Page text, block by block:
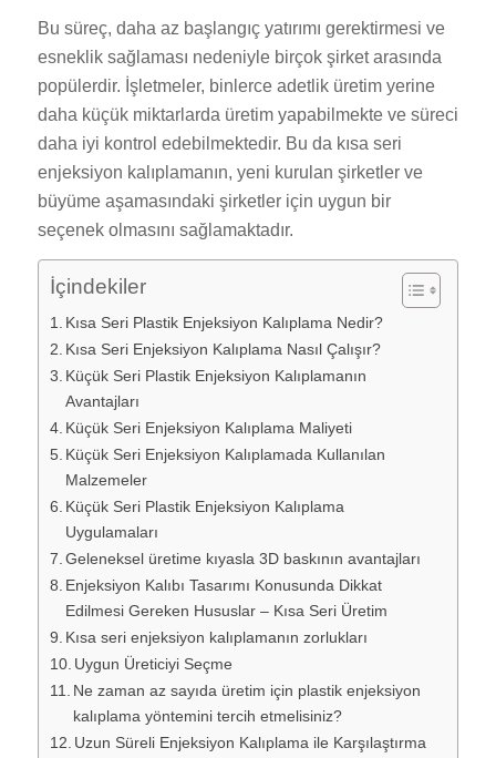
Bu süreç, daha az başlangıç yatırımı gerektirmesi ve
esneklik sağlaması nedeniyle birçok şirket arasında
popülerdir. İşletmeler, binlerce adetlik üretim yerine
daha küçük miktarlarda üretim yapabilmekte ve süreci
daha iyi kontrol edebilmektedir. Bu da kısa seri
enjeksiyon kalıplamanın, yeni kurulan şirketler ve
büyüme aşamasındaki şirketler için uygun bir
seçenek olmasını sağlamaktadır.
İçindekiler
Kısa Seri Plastik Enjeksiyon Kalıplama Nedir?
Kısa Seri Enjeksiyon Kalıplama Nasıl Çalışır?
Küçük Seri Plastik Enjeksiyon Kalıplamanın
Avantajları
Küçük Seri Enjeksiyon Kalıplama Maliyeti
Küçük Seri Enjeksiyon Kalıplamada Kullanılan
Malzemeler
Küçük Seri Plastik Enjeksiyon Kalıplama
Uygulamaları
Geleneksel üretime kıyasla 3D baskının avantajları
Enjeksiyon Kalıbı Tasarımı Konusunda Dikkat
Edilmesi Gereken Hususlar – Kısa Seri Üretim
Kısa seri enjeksiyon kalıplamanın zorlukları
Uygun Üreticiyi Seçme
Ne zaman az sayıda üretim için plastik enjeksiyon
kalıplama yöntemini tercih etmelisiniz?
Uzun Süreli Enjeksiyon Kalıplama ile Karşılaştırma